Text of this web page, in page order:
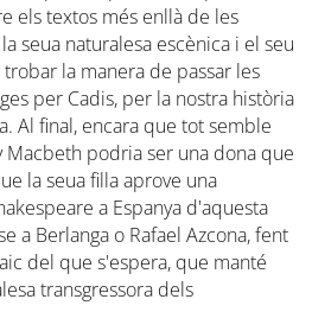
els textos més enllà de les
seua naturalesa escènica i el seu
la manera de passar les
per Cadis, per la nostra història
Al final, encara que tot semble
Macbeth podria ser una dona que
la seua filla aprove una
a Espanya d'aquesta
a Berlanga o Rafael Azcona, fent
del que s'espera, que manté
transgressora dels